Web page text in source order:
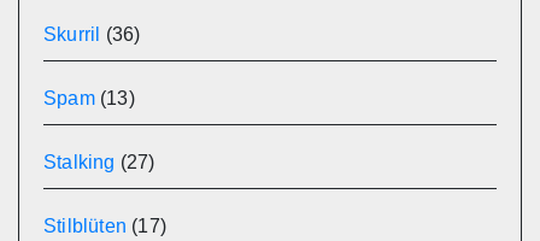
Skurril (36)
Spam(13)
Stalking (27)
Stilblüten (17)